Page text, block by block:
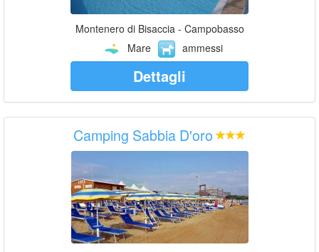
Montenero di Bisaccia - Campobasso
Mare
ammessi
Dettagli
Camping Sabbia D'oro